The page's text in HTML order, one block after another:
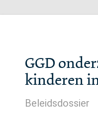
GGD
kinderen
Beleidsdossier